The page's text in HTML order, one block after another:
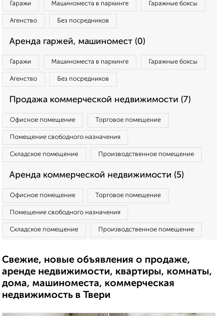
Гаражи Машиноместа в паркинге Гаражные боксы
Агенство Без посредников
Аренда гаржей, машиномест (0)
Гаражи Машиноместа в паркинге Гаражные боксы
Агенство Без посредников
Продажа коммерческой недвижимости (7)
Офисное помещение Торговое помещение
Помещение свободного назначения
Складское помещение Производственное помещение
Аренда коммерческой недвижимости (5)
Офисное помещение Торговое помещение
Помещение свободного назначения
Складское помещение Производственное помещение
Свежие, новые объявления о продаже,
аренде недвижимости, квартиры, комнаты,
дома, машиноместа, коммерческая
недвижимость в Твери